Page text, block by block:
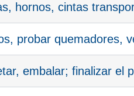
hornos, cintas
probar quemadores,
embalar; finalizar el